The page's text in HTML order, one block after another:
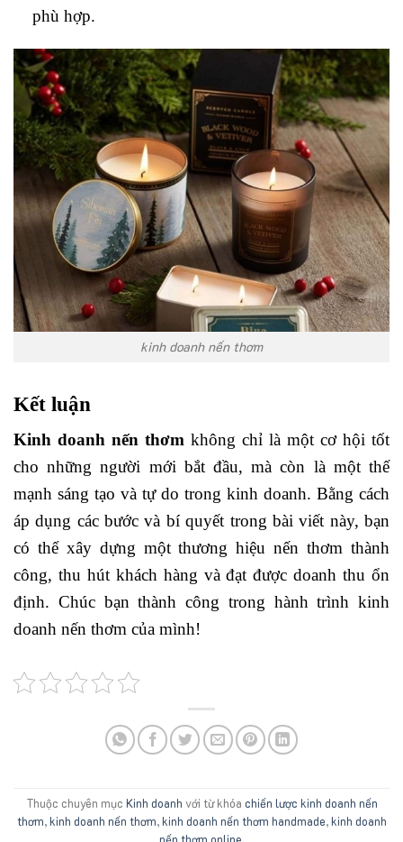
phù hợp.
kinh doanh nến thơm
Kết luận
Kinh doanh nến thơm không chỉ là một cơ hội tốt
cho những người mới bắt đầu, mà còn là một thế
mạnh sáng tạo và tự do trong kinh doanh. Bằng cách
áp dụng các bước và bí quyết trong bài viết này, bạn
có thể xây dựng một thương hiệu nến thơm thành
công, thu hút khách hàng và đạt được doanh thu ổn
định. Chúc bạn thành công trong hành trình kinh
doanh nến thơm của mình!
Thuộc chuyên mục Kinh doanh với từ khóa chiến lược kinh doanh nến
thơm,kinh doanh nến thơm,kinh doanh nến thơm handmade,kinh doanh